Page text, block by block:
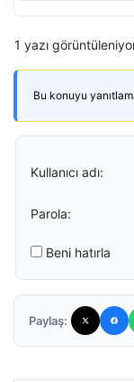
1 yazı
Bu konuyu
Kullanıcı adı:
Parola:
Beni hatırla
Paylaş: